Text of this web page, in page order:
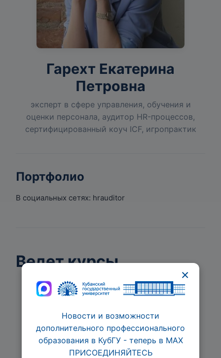
Гарехт Екатерина
Петровна
эксперт в сфере управления, обучения и
оценки персонала, аудитор HR-процессов,
сертифицированный коуч ICF, игропрактик
Портфолио
В социальных сетях: hrauditor
Ведет курсы
×
Новости и возможности
дополнительного профессионального
образования в КубГУ - теперь в МАХ
ПРИСОЕДИНЯЙТЕСЬ